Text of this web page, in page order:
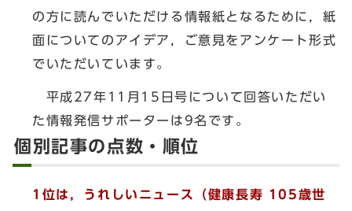
の方に読んでいただける情報紙となるために，紙
面についてのアイデア，ご意見をアンケート形式
でいただいています。
平成27年11月15日号について回答いただい
た情報発信サポーターは9名です。
個別記事の点数・順位
1位は，うれしいニュース（健康長寿 105歳世